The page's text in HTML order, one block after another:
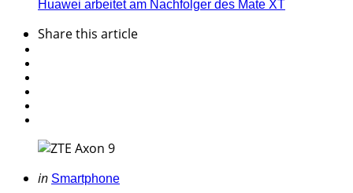
Huawei arbeitet am Nachfolger des Mate XT
Sharethis article
Categories
Posted
in Smartphone